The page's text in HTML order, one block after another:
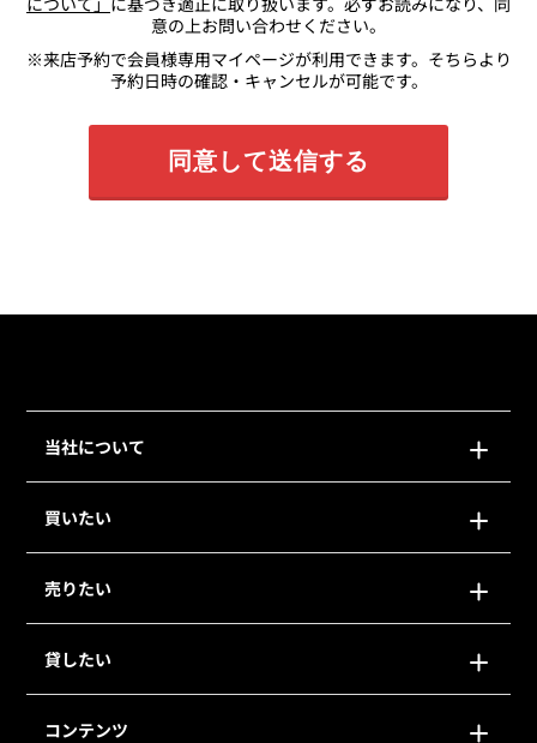
意の上お問い合わせください。
※来店予約で会員様専用マイページが利用できます。そちらより
予約日時の確認・キャンセルが可能です。
当社について
買いたい
売りたい
貸したい
コンテンツ